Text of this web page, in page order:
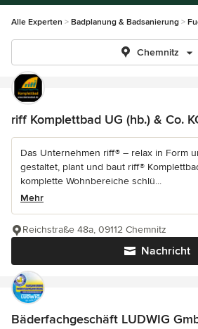
Alle Experten Badplanung & Badsanierung
Chemnitz
riff Komplettbad UG (hb.) & Co.
Das Unternehmen riff® – relax in Form
gestaltet, plant und baut riff®
komplette Wohnbereiche schlü...
Mehr
Nachricht
Reichstraße 48a, 09112 Chemnitz
Bäderfachgeschäft LUDWIG